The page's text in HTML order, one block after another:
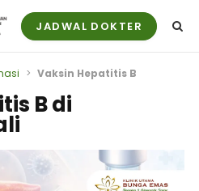
JADWAL DOKTER
> Vaksin Hepatitis B
B di